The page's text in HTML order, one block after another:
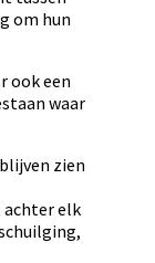
om hun
ook een
waar
zien
achter elk